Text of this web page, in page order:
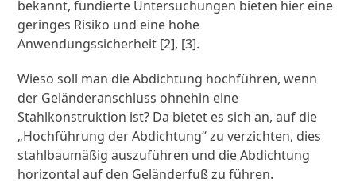
bekannt, fundierte Untersuchungen bieten hier eine
geringes Risiko und eine hohe
Anwendungssicherheit [2], [3].
Wieso soll man die Abdichtung hochführen, wenn
der Geländeranschluss ohnehin eine
Stahlkonstruktion ist? Da bietet es sich an, auf die
„Hochführung der Abdichtung“ zu verzichten, dies
stahlbaumäßig auszuführen und die Abdichtung
horizontal auf den Geländerfuß zu führen.